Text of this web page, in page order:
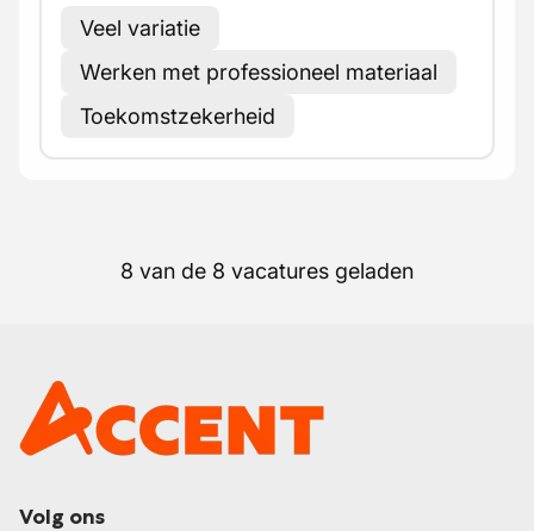
Veel variatie
Werken met professioneel materiaal
Toekomstzekerheid
8 van de 8 vacatures geladen
Volg ons